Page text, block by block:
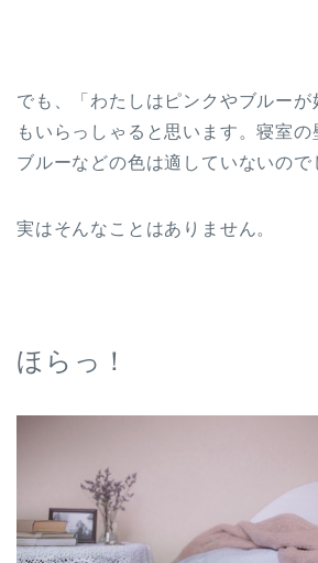
でも、「わたしはピンクやブルー
もいらっしゃると思います。寝室
ブルーなどの色は適していないので
実はそんなことはありません。
ほらっ！